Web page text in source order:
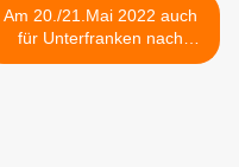
Am 20./21.Mai 2022 auch
für Unterfranken nach
Modellprognosen